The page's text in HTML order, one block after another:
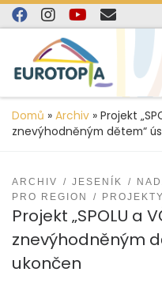
content
Skip to content
Domů » Archiv » Projekt
znevýhodněným dětem“
ARCHIV JESENÍK
PRO REGION
PROJEKTY
Projekt „SPOLU a
znevýhodněným
ukončen